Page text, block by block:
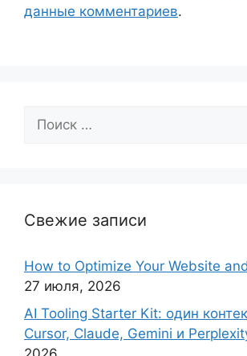
данные комментариев.
Поиск:
Свежие записи
How to Optimize Your Website
27 июля, 2026
AI Tooling Starter Kit: один
Cursor, Claude, Gemini и